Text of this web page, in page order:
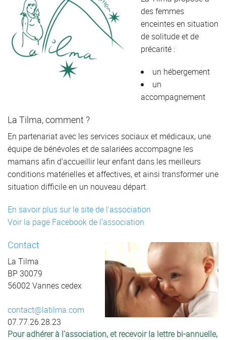
des femmes
enceintes en situation
de solitude et de
précarité :
un hébergement
un
accompagnement
La Tilma, comment ?
En partenariat avec les services sociaux et médicaux, une
équipe de bénévoles et de salariées accompagne les
mamans afin d’accueillir leur enfant dans les meilleurs
conditions matérielles et affectives, et ainsi transformer une
situation difficile en un nouveau départ.
En savoir plus sur le site de l’association
Voir la page Facebook de l’association
Contact
La Tilma
BP 30079
56002 Vannes cedex
contact@latilma.com
07.77.26.28.23
Pour adhérer à l’association, et recevoir la lettre bi-annuelle,